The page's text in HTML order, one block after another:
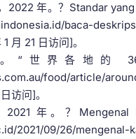
2022 年。？Standar
baca-
月 21 日访问]。
。“世界各地的
food/article/
访问]。
年。？
2021/09/26/